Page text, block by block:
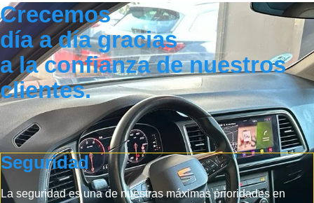
Crecemos
día a día gracias
a la confianza de nuestros
clientes.
Seguridad
La seguridad es una de nuestras máximas prioridades en